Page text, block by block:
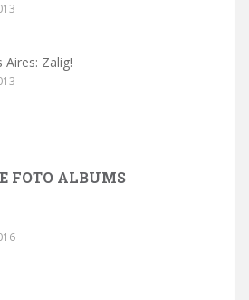
Aires: Zalig!
FOTO ALBUMS